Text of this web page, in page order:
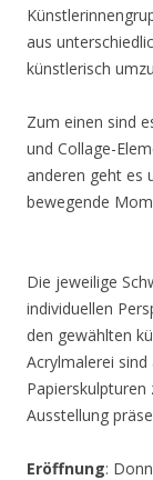
aus
künstlerisch
Zum einen sind
und Collage-
anderen geht es
bewegende
Die jeweilige
individuellen
den gewählten
Acrylmalerei
Papierskulpturen
Ausstellung
Eröffnung: